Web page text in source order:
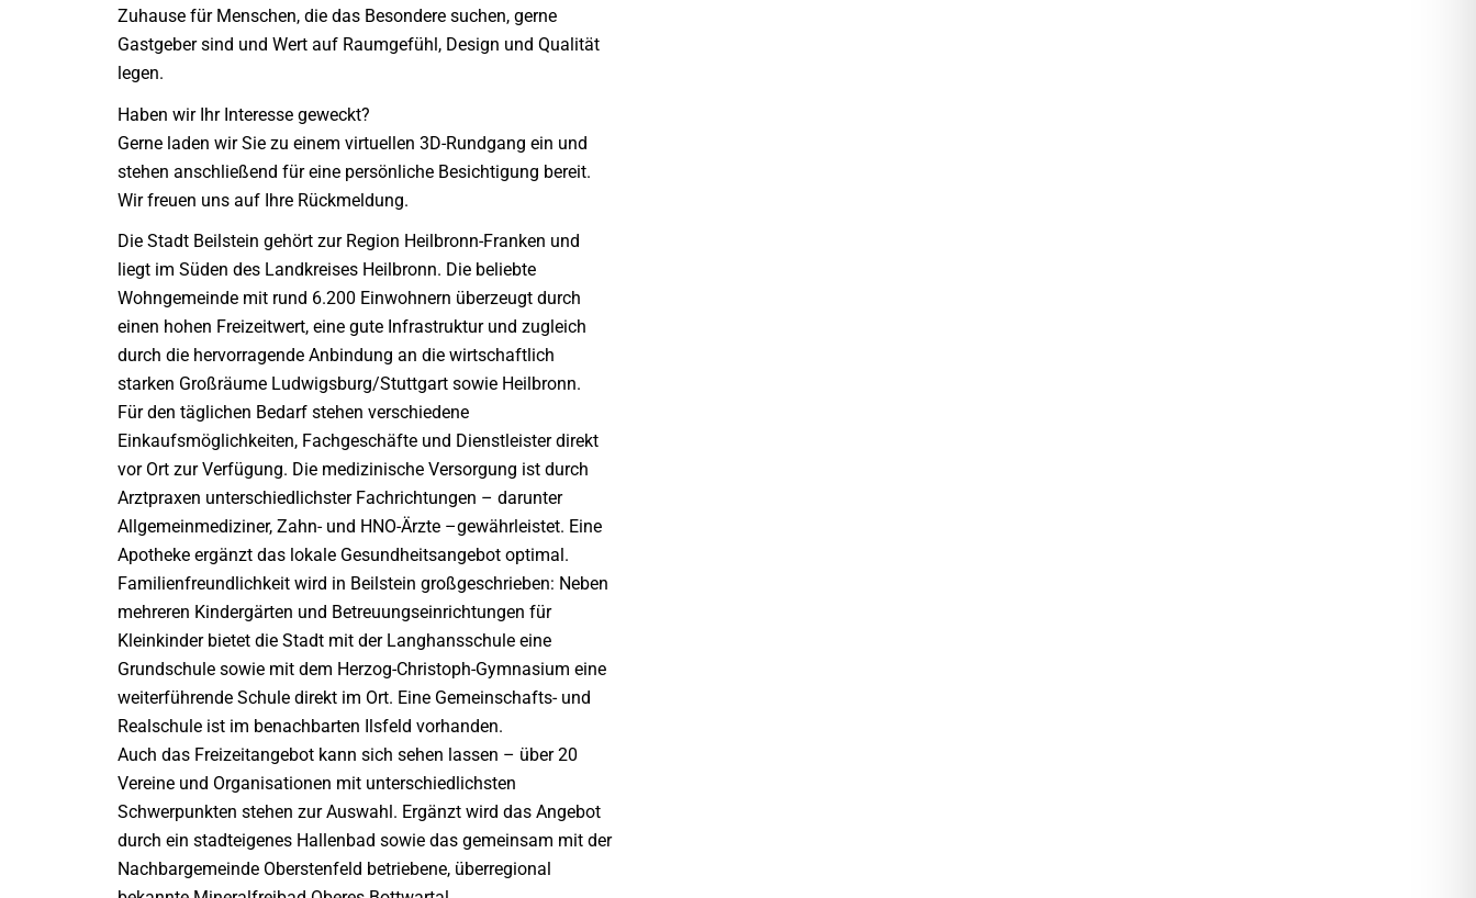
Zuhause für Menschen, die das Besondere suchen, gerne
Gastgeber sind und Wert auf Raumgefühl, Design und Qualität
legen.
Haben wir Ihr Interesse geweckt?
Gerne laden wir Sie zu einem virtuellen 3D-Rundgang ein und
stehen anschließend für eine persönliche Besichtigung bereit.
Wir freuen uns auf Ihre Rückmeldung.
Die Stadt Beilstein gehört zur Region Heilbronn-Franken und
liegt im Süden des Landkreises Heilbronn. Die beliebte
Wohngemeinde mit rund 6.200 Einwohnern überzeugt durch
einen hohen Freizeitwert, eine gute Infrastruktur und zugleich
durch die hervorragende Anbindung an die wirtschaftlich
starken Großräume Ludwigsburg/Stuttgart sowie Heilbronn.
Für den täglichen Bedarf stehen verschiedene
Einkaufsmöglichkeiten, Fachgeschäfte und Dienstleister direkt
vor Ort zur Verfügung. Die medizinische Versorgung ist durch
Arztpraxen unterschiedlichster Fachrichtungen – darunter
Allgemeinmediziner, Zahn- und HNO-Ärzte –gewährleistet. Eine
Apotheke ergänzt das lokale Gesundheitsangebot optimal.
Familienfreundlichkeit wird in Beilstein großgeschrieben: Neben
mehreren Kindergärten und Betreuungseinrichtungen für
Kleinkinder bietet die Stadt mit der Langhansschule eine
Grundschule sowie mit dem Herzog-Christoph-Gymnasium eine
weiterführende Schule direkt im Ort. Eine Gemeinschafts- und
Realschule ist im benachbarten Ilsfeld vorhanden.
Auch das Freizeitangebot kann sich sehen lassen – über 20
Vereine und Organisationen mit unterschiedlichsten
Schwerpunkten stehen zur Auswahl. Ergänzt wird das Angebot
durch ein stadteigenes Hallenbad sowie das gemeinsam mit der
Nachbargemeinde Oberstenfeld betriebene, überregional